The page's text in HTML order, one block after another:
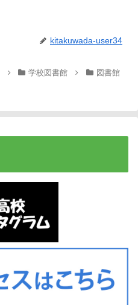
kitakuwada-user34
学校図書館
図書館